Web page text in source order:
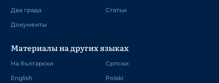
Два града
Документы
Статьи
Материалы на других языках
На български
English
Српски
Polski